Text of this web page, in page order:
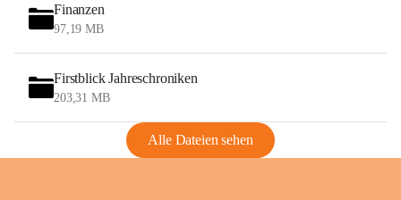
Finanzen
97,19 MB
Firstblick Jahreschroniken
203,31 MB
Alle Dateien sehen